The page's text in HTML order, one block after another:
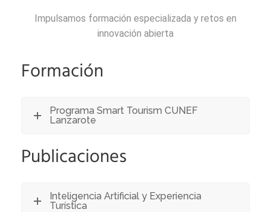
Impulsamos formación especializada y retos en
innovación abierta
Formación
Programa Smart Tourism CUNEF
Lanzarote
Publicaciones
Inteligencia Artificial y Experiencia
Turística